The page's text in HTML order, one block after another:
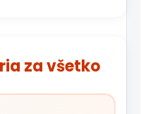
za všetko